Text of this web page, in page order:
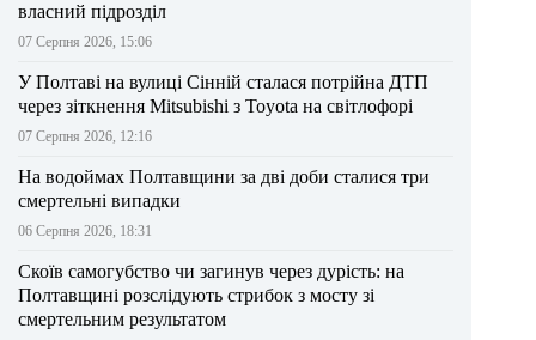
власний підрозділ
07 Серпня 2026, 15:06
У Полтаві на вулиці Сінній сталася потрійна ДТП
через зіткнення Mitsubishi з Toyota на світлофорі
07 Серпня 2026, 12:16
На водоймах Полтавщини за дві доби сталися три
смертельні випадки
06 Серпня 2026, 18:31
Скоїв самогубство чи загинув через дурість: на
Полтавщині розслідують стрибок з мосту зі
смертельним результатом